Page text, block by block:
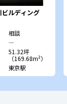
ルディング
相談
―
51.32坪
（169.68m²）
東京駅